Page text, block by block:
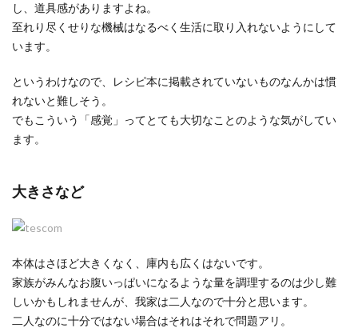
し、道具感がありますよね。
至れり尽くせりな機械はなるべく生活に取り入れないようにして
います。
というわけなので、レシピ本に掲載されていないものなんかは慣
れないと難しそう。
でもこういう「感覚」ってとても大切なことのような気がしてい
ます。
大きさなど
本体はさほど大きくなく、庫内も広くはないです。
家族がみんなお腹いっぱいになるような量を調理するのは少し難
しいかもしれませんが、我家は二人なので十分と思います。
二人なのに十分ではない場合はそれはそれで問題アリ。